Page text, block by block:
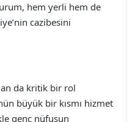
hem yerli hem de
cazibesini
da kritik bir rol
büyük bir kısmı hizmet
genç nüfusun